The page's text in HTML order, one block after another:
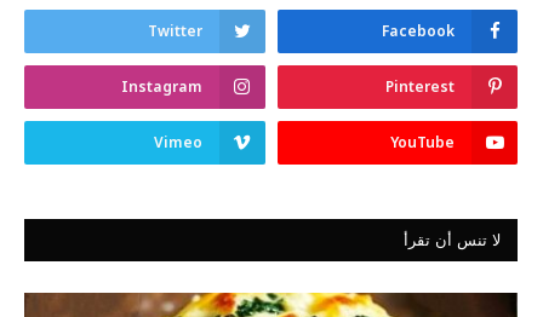
Facebook
Twitter
Pinterest
Instagram
YouTube
Vimeo
لا تنس أن تقرأ